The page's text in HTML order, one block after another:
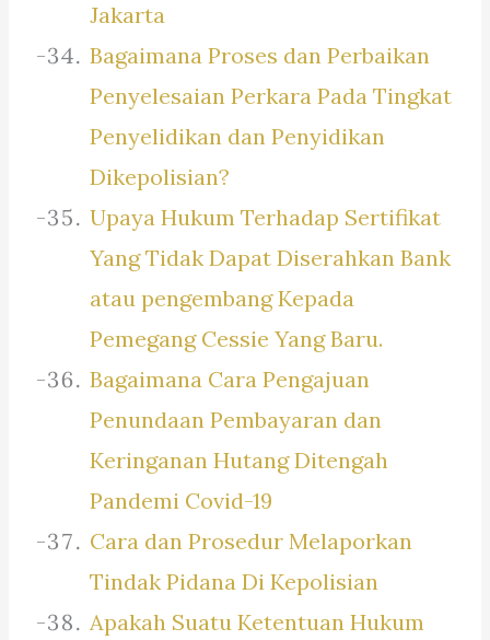
Jakarta
Bagaimana Proses dan Perbaikan
Penyelesaian Perkara Pada Tingkat
Penyelidikan dan Penyidikan
Dikepolisian?
Upaya Hukum Terhadap Sertifikat
Yang Tidak Dapat Diserahkan Bank
atau pengembang Kepada
Pemegang Cessie Yang Baru.
Bagaimana Cara Pengajuan
Penundaan Pembayaran dan
Keringanan Hutang Ditengah
Pandemi Covid-19
Cara dan Prosedur Melaporkan
Tindak Pidana Di Kepolisian
Apakah Suatu Ketentuan Hukum